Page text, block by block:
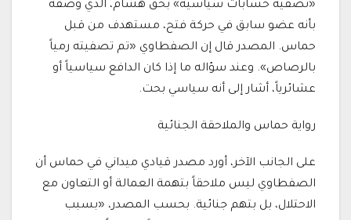
«تصفية حسابات سياسية» بحق هشام، الذي وصفه
بأنه عضو سابق في حركة فتح، مستهدف من قبل
حماس. المصدر قال إن الصفطاوي «تم تصفيته رمياً
بالرصاص». وعند سؤاله ما إذا كان الدافع سياسياً أو
عشائرياً، أشار إلى أنه سياسي بحت.
رواية حماس والملاحقة الجنائية
على الجانب الآخر، أورد مصدر قيادي ميداني في حماس أن
الصفطاوي ليس ملاحقاً بتهمة العمالة أو التعاون مع
الاحتلال، بل بتهم جنائية. بحسب المصدر، «بسبب